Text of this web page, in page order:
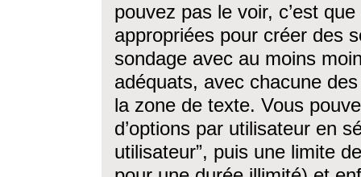
pouvez pas le voir, c’est
appropriées pour créer des
sondage avec au moins
adéquats, avec chacune
la zone de texte. Vous
d’options par utilisateur en
utilisateur”, puis une limite